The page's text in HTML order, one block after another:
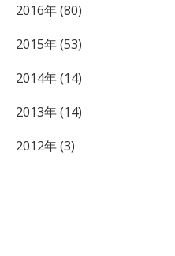
2016年 (80)
2015年 (53)
2014年 (14)
2013年 (14)
2012年 (3)